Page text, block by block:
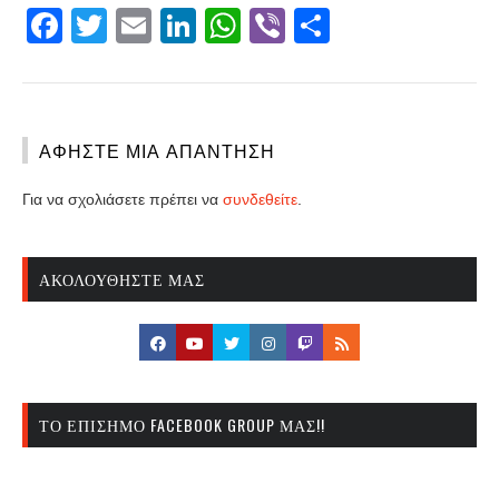
Facebook
Twitter
EmailLinkedIn
WhatsApp
Viber
ΑΦΉΣΤΕ ΜΙΑ ΑΠΆΝΤΗΣΗ
Για να σχολιάσετε πρέπει να συνδεθείτε
ΑΚΟΛΟΥΘΉΣΤΕ ΜΑΣ
ΤΟ ΕΠΊΣΗΜΟ FACEBOOK GROUP ΜΑΣ!!